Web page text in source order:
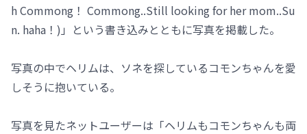
h Commong！ Commong..Still looking for her mom..Su
n. haha！)」という書き込みとともに写真を掲載した。
写真の中でヘリムは、ソネを探しているコモンちゃんを愛
しそうに抱いている。
写真を見たネットユーザーは「ヘリムもコモンちゃんも両